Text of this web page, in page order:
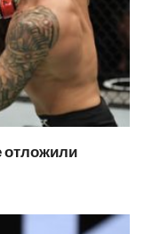
отложили